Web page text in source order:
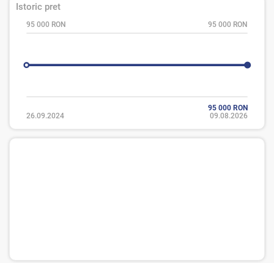
Istoric pret
95 000 RON 95 000 RON
95 000 RON
26.09.2024
09.08.2026